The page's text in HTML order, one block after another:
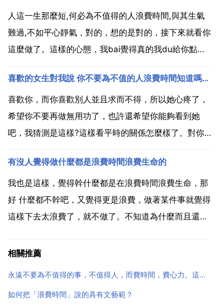
人這一生那麼短,何必為不值得的人浪費時間,與其生氣
難過,不如平心靜氣，對的，想的是對的，接下來就看你
這麼做了。這樣的心態，我bai覺得真的我du給你點贊
我們活著屬快樂是最重要的，還有就是健康這兩樣東西
比任何東西都重要，開心和快樂，主要是看自己的...
喜歡的女生對我說 你不要為不值的人浪費時間知道嗎對自己好點。是什麼意思
喜歡你，而你喜歡別人並且求而不得，所以她心疼了，
希望你不要再做無用功了，也許還希望你能夠看到她
吧，我猜測是這樣?這樣看平時的關係怎麼樣了。對你
你，要是平時對你冷淡，那就是明顯拒絕你。別忘了採
納 她並不喜歡你，但希望你珍重自己。喜歡的女生對我
說 你不要為...
有沒人覺得做什麼都是浪費時間浪費生命的
我也是這樣，覺得幹什麼都是在浪費時間浪費生命，那
好 什麼都不幹吧，又覺得更是浪費，做著某件事就覺得
這樣下去太浪費了，就不做了。不知道為什麼而且還挺
話，你有目標嗎？有目標的人活著就有意義，為了實現
相關推薦
永遠不要為不值得的事，不值得人，而費時間，費心力。這句話對嗎
如何把「浪費時間」說的具有文藝範？